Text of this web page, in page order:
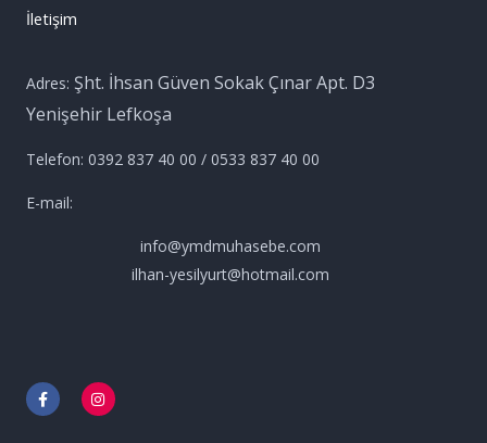
İletişim
Adres: Şht. İhsan Güven Sokak Çınar Apt. D3
Yenişehir Lefkoşa
Telefon: 0392 837 40 00 / 0533 837 40 00
E-mail:
info@ymdmuhasebe.com
ilhan-yesilyurt@hotmail.com
F
a
c
I
n
s